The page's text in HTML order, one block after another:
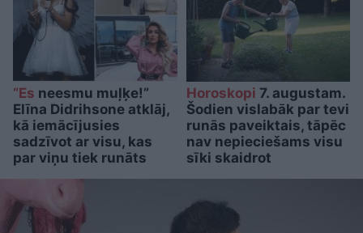
“Es neesmu muļķe!”
Elīna Didrihsone atklāj,
kā iemācījusies
sadzīvot ar visu, kas
par viņu tiek runāts
Horoskopi 7. augustam.
Šodien vislabāk par tevi
runās paveiktais, tāpēc
nav nepieciešams visu
sīki skaidrot